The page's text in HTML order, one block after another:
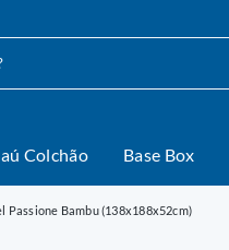
Colchão Base Box
Passione Bambu (138x188x52cm)